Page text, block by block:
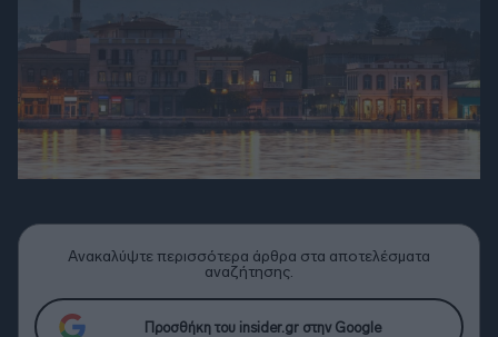
Ανακαλύψτε περισσότερα άρθρα στα αποτελέσματα
αναζήτησης.
Προσθήκη του insider.gr στην Google